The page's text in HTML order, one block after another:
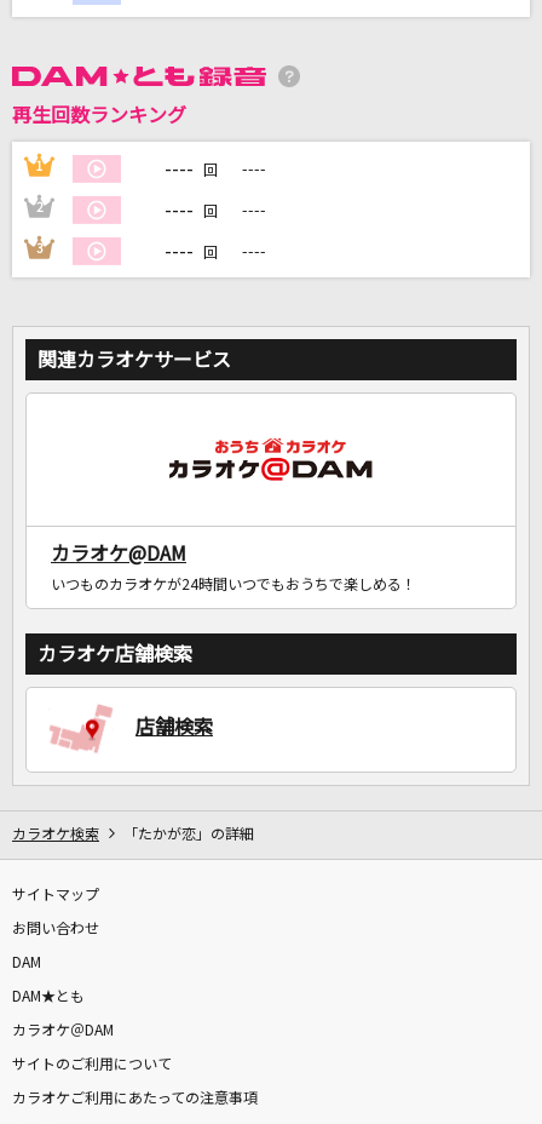
DAMに会員登録・ログインして
カラオケをもっと楽しもう！
再生回数ランキング
1 ---- 回 ----
2 ---- 回 ----
3 ---- 回 ----
関連カラオケサービス
カラオケ@DAM
いつものカラオケが24時間いつでもおうちで楽しめる！
カラオケ店舗検索
店舗検索
カラオケ検索 「たかが恋」の詳細
サイトマップ
お問い合わせ
DAM
DAM★とも
カラオケ＠DAM
サイトのご利用について
カラオケご利用にあたっての注意事項